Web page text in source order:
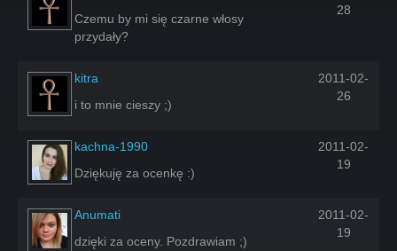
Czemu by mi się czarne włosy
przydały?
28
kitra
i to mnie cieszy ;)
2011-02-
26
kachna-1990
Dziękuję za ocenkę :)
2011-02-
19
Anumati
dzięki za oceny. Pozdrawiam ;)
2011-02-
19